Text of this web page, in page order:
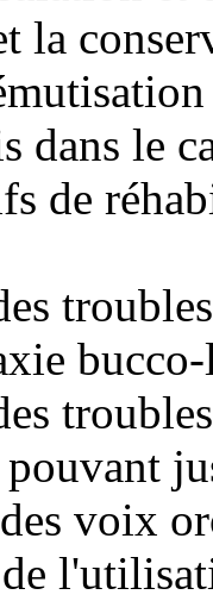
la
dans le
de
voix